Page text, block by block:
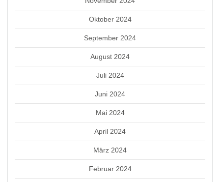
Oktober 2024
September 2024
August 2024
Juli 2024
Juni 2024
Mai 2024
April 2024
März 2024
Februar 2024